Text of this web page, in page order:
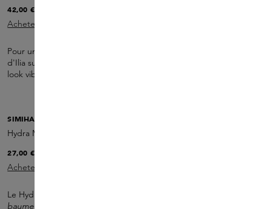
42,00 €
Acheter maintenant
Pour une
d'Ilia sur les joues et les lèvres, où la couleur subtile crée un
look vibrant et naturel.
SIMIHAZE BEAUTY
Hydra Melt Dewy Skin Balm
27,00 €
Acheter maintenant
Le Hydra Melt Dewy Skin Balm de Simihaze Beauty est un
baume